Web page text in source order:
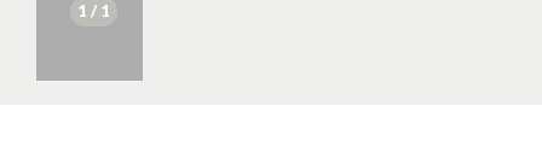
1 / 1